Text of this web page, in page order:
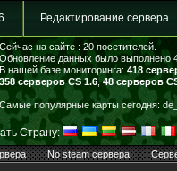
Редактирование сервера
Страну:
Сейчас на сайте : 20 посетителей.
Обновление данных было выполнено
В нашей базе мониторинга: 418
358 серверов CS 1.6,48 серверов
Самые популярные карты сегодня:
No steam сервера